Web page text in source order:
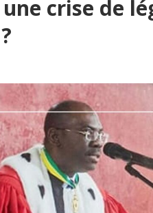
crise de